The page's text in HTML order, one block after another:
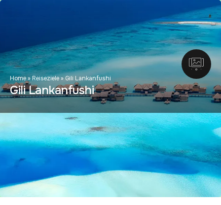
Home»Reiseziele»Gili Lankanfushi
Gili Lankanfushi